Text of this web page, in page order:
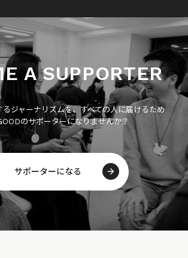
A SUPPORTER
ジャーナリズムを、すべての人に届けるため
のサポーターになりませんか？
サポーターになる